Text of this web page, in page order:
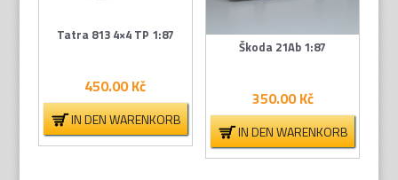
Tatra 813 4×4 TP 1:87
450.00Kč
IN DEN WARENKORB
Škoda 21Ab 1:87
350.00Kč
IN DEN WARENKORB